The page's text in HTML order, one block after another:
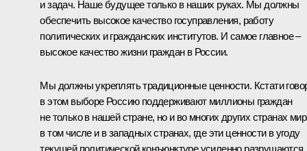
и задач. Наше будущее только в наших руках. Мы должны
обеспечить высокое качество госуправления, работу
политических и гражданских институтов. И самое главное –
высокое качество жизни граждан в России.
Мы должны укреплять традиционные ценности. Кстати
в этом выборе Россию поддерживают миллионы граждан
не только в нашей стране, но и во многих других странах
в том числе и в западных странах, где эти ценности в угоду
текущей политической конъюнктуре усиленно разрушаются.